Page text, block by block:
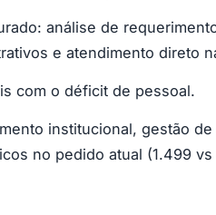
análise de
e atendimento direto
com o déficit de pessoal.
institucional, gestão
no pedido atual (1.499